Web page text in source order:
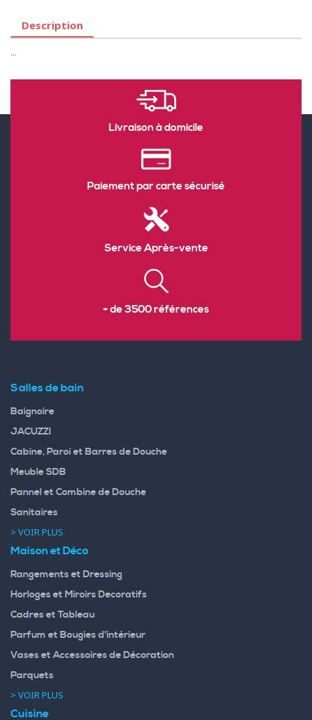
Description
...
Livraison à domicile
Paiement par carte sécurisé
Service Après-vente
+ de 3500 références
Salles de bain
Baignoire
JACUZZI
Cabine, Paroi et Barres de Douche
Meuble SDB
Pannel et Combine de Douche
Sanitaires
> VOIR PLUS
Maison et Déco
Rangements et Dressing
Horloges et Miroirs Decoratifs
Cadres et Tableau
Parfum et Bougies d'intérieur
Vases et Accessoires de Décoration
Parquets
> VOIR PLUS
Cuisine